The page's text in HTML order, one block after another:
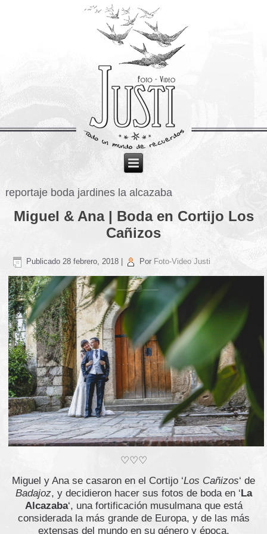
reportaje boda jardines la alcazaba
Miguel & Ana | Boda en Cortijo Los
Cañizos
Publicado 28 febrero, 2018 Por Foto-Video Justi
♡♡♡
Miguel y Ana se casaron en el Cortijo ‘Los Cañizos‘ de
Badajoz, y decidieron hacer sus fotos de boda en ‘La
Alcazaba‘, una fortificación musulmana que está
considerada la más grande de Europa, y de las más
extensas del mundo en su género y época.